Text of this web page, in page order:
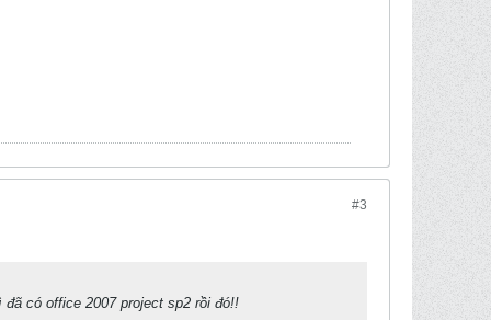
#3
có office 2007 project sp2 rồi đó!!